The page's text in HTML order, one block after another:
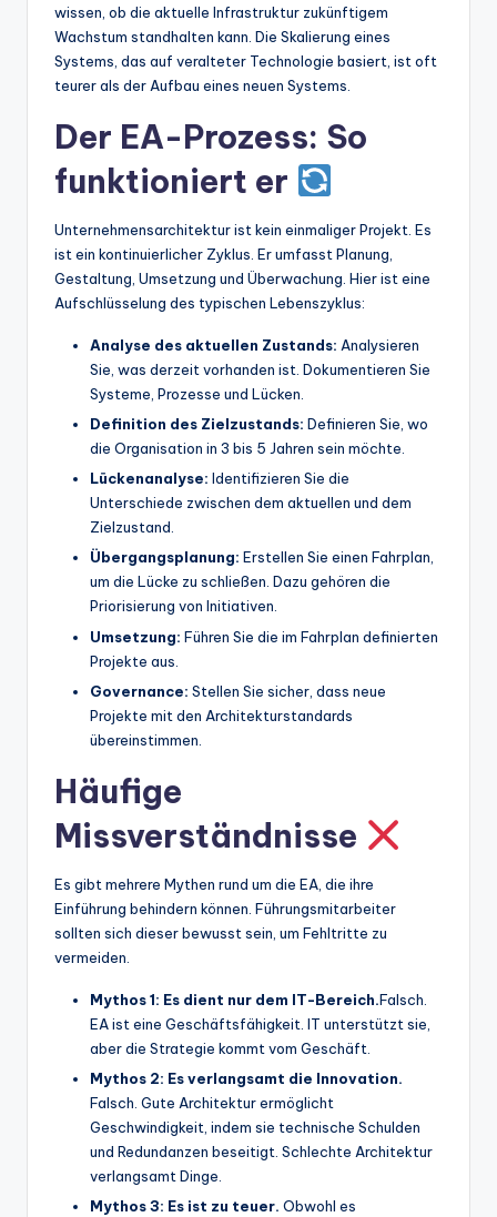
wissen, ob die aktuelle Infrastruktur zukünftigem
Wachstum standhalten kann. Die Skalierung eines
Systems, das auf veralteter Technologie basiert, ist oft
teurer als der Aufbau eines neuen Systems.
Der EA-Prozess: So
funktioniert er
Unternehmensarchitektur ist kein einmaliger Projekt. Es
ist ein kontinuierlicher Zyklus. Er umfasst Planung,
Gestaltung, Umsetzung und Überwachung. Hier ist eine
Aufschlüsselung des typischen Lebenszyklus:
Analyse des aktuellen Zustands: Analysieren
Sie, was derzeit vorhanden ist. Dokumentieren Sie
Systeme, Prozesse und Lücken.
Definition des Zielzustands: Definieren Sie, wo
die Organisation in 3 bis 5 Jahren sein möchte.
Lückenanalyse: Identifizieren Sie die
Unterschiede zwischen dem aktuellen und dem
Zielzustand.
Übergangsplanung: Erstellen Sie einen Fahrplan,
um die Lücke zu schließen. Dazu gehören die
Priorisierung von Initiativen.
Umsetzung: Führen Sie die im Fahrplan definierten
Projekte aus.
Governance: Stellen Sie sicher, dass neue
Projekte mit den Architekturstandards
übereinstimmen.
Häufige
Missverständnisse
Es gibt mehrere Mythen rund um die EA, die ihre
Einführung behindern können. Führungsmitarbeiter
sollten sich dieser bewusst sein, um Fehltritte zu
vermeiden.
Mythos 1: Es dient nur dem IT-Bereich.Falsch.
EA ist eine Geschäftsfähigkeit. IT unterstützt sie,
aber die Strategie kommt vom Geschäft.
Mythos 2: Es verlangsamt die Innovation.
Falsch. Gute Architektur ermöglicht
Geschwindigkeit, indem sie technische Schulden
und Redundanzen beseitigt. Schlechte Architektur
verlangsamt Dinge.
Mythos 3: Es ist zu teuer. Obwohl es